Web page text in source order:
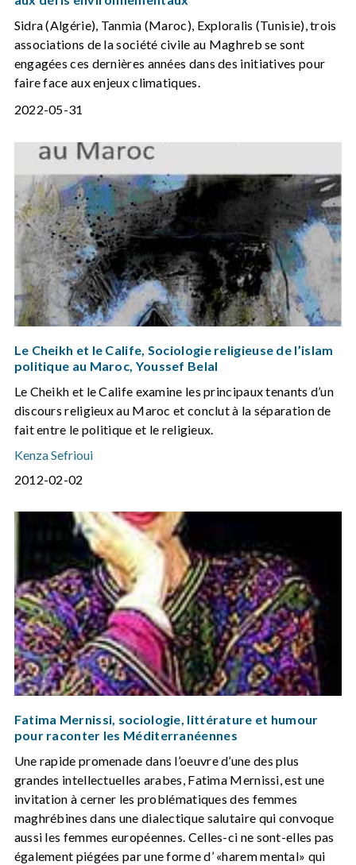
Sidra (Algérie), Tanmia (Maroc), Exploralis (Tunisie), trois
associations de la société civile au Maghreb se sont
engagées ces dernières années dans des initiatives pour
faire face aux enjeux climatiques.
2022-05-31
Le Cheikh et le Calife, Sociologie religieuse de l’islam
politique au Maroc, Youssef Belal
Le Cheikh et le Calife examine les principaux tenants d’un
discours religieux au Maroc et conclut à la séparation de
fait entre le politique et le religieux.
Kenza Sefrioui
2012-02-02
Fatima Mernissi, sociologie, littérature et humour
pour raconter les Méditerranéennes
Une rapide promenade dans l’oeuvre d’une des plus
grandes intellectuelles arabes, Fatima Mernissi, est une
invitation à cerner les problématiques des femmes
maghrébines dans une dialectique salutaire qui convoque
aussi les femmes européennes. Celles-ci ne sont-elles pas
également piégées par une forme d’ «harem mental» qui